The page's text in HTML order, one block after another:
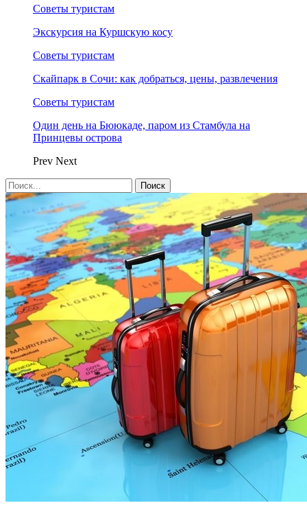
Советы туристам
Экскурсия на Куршскую косу
Советы туристам
Скайпарк в Сочи: как добраться, цены, развлечения
Советы туристам
Один день на Бююкаде, паром из Стамбула на
Принцевы острова
Prev Next